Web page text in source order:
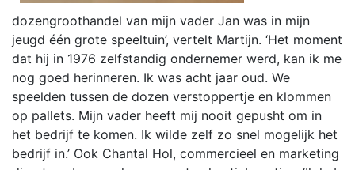
dozengroothandel van mijn vader Jan was in mijn
jeugd één grote speeltuin’, vertelt Martijn. ‘Het moment
dat hij in 1976 zelfstandig ondernemer werd, kan ik me
nog goed herinneren. Ik was acht jaar oud. We
speelden tussen de dozen verstoppertje en klommen
op pallets. Mijn vader heeft mij nooit gepusht om in
het bedrijf te komen. Ik wilde zelf zo snel mogelijk het
bedrijf in.’ Ook Chantal Hol, commercieel en marketing